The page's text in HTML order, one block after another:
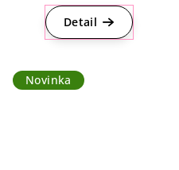
Detail
Novinka